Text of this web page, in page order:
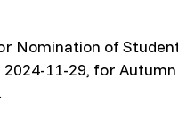
Nomination of
11-29, for